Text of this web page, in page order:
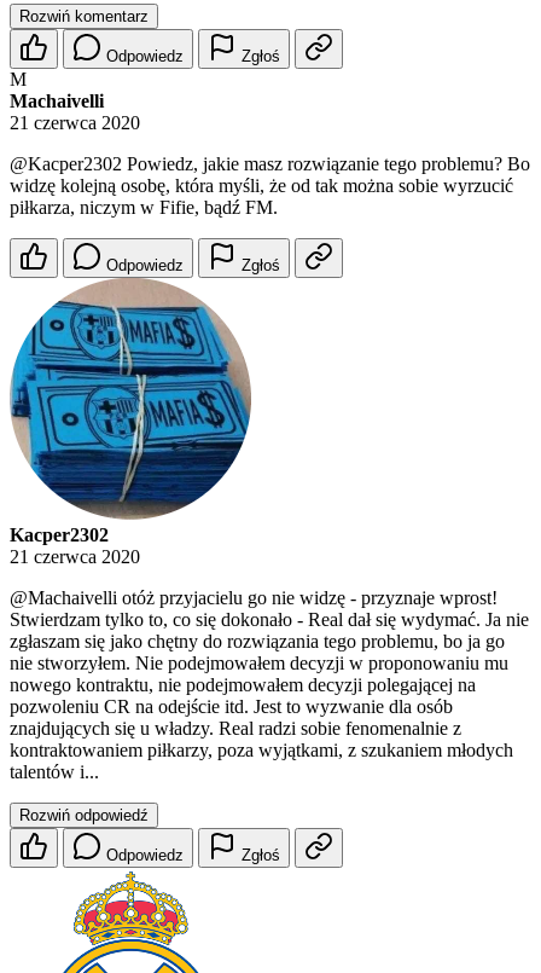
Rozwiń komentarz
Odpowiedz Zgłoś
M
Machaivelli
21 czerwca 2020
@Kacper2302 Powiedz, jakie masz rozwiązanie tego problemu? Bo
widzę kolejną osobę, która myśli, że od tak można sobie wyrzucić
piłkarza, niczym w Fifie, bądź FM.
Odpowiedz Zgłoś
Kacper2302
21 czerwca 2020
@Machaivelli otóż przyjacielu go nie widzę - przyznaje wprost!
Stwierdzam tylko to, co się dokonało - Real dał się wydymać. Ja nie
zgłaszam się jako chętny do rozwiązania tego problemu, bo ja go
nie stworzyłem. Nie podejmowałem decyzji w proponowaniu mu
nowego kontraktu, nie podejmowałem decyzji polegającej na
pozwoleniu CR na odejście itd. Jest to wyzwanie dla osób
znajdujących się u władzy. Real radzi sobie fenomenalnie z
kontraktowaniem piłkarzy, poza wyjątkami, z szukaniem młodych
talentów i...
Rozwiń odpowiedź
Odpowiedz Zgłoś